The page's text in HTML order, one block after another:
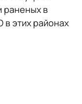
раненых в
в этих районах